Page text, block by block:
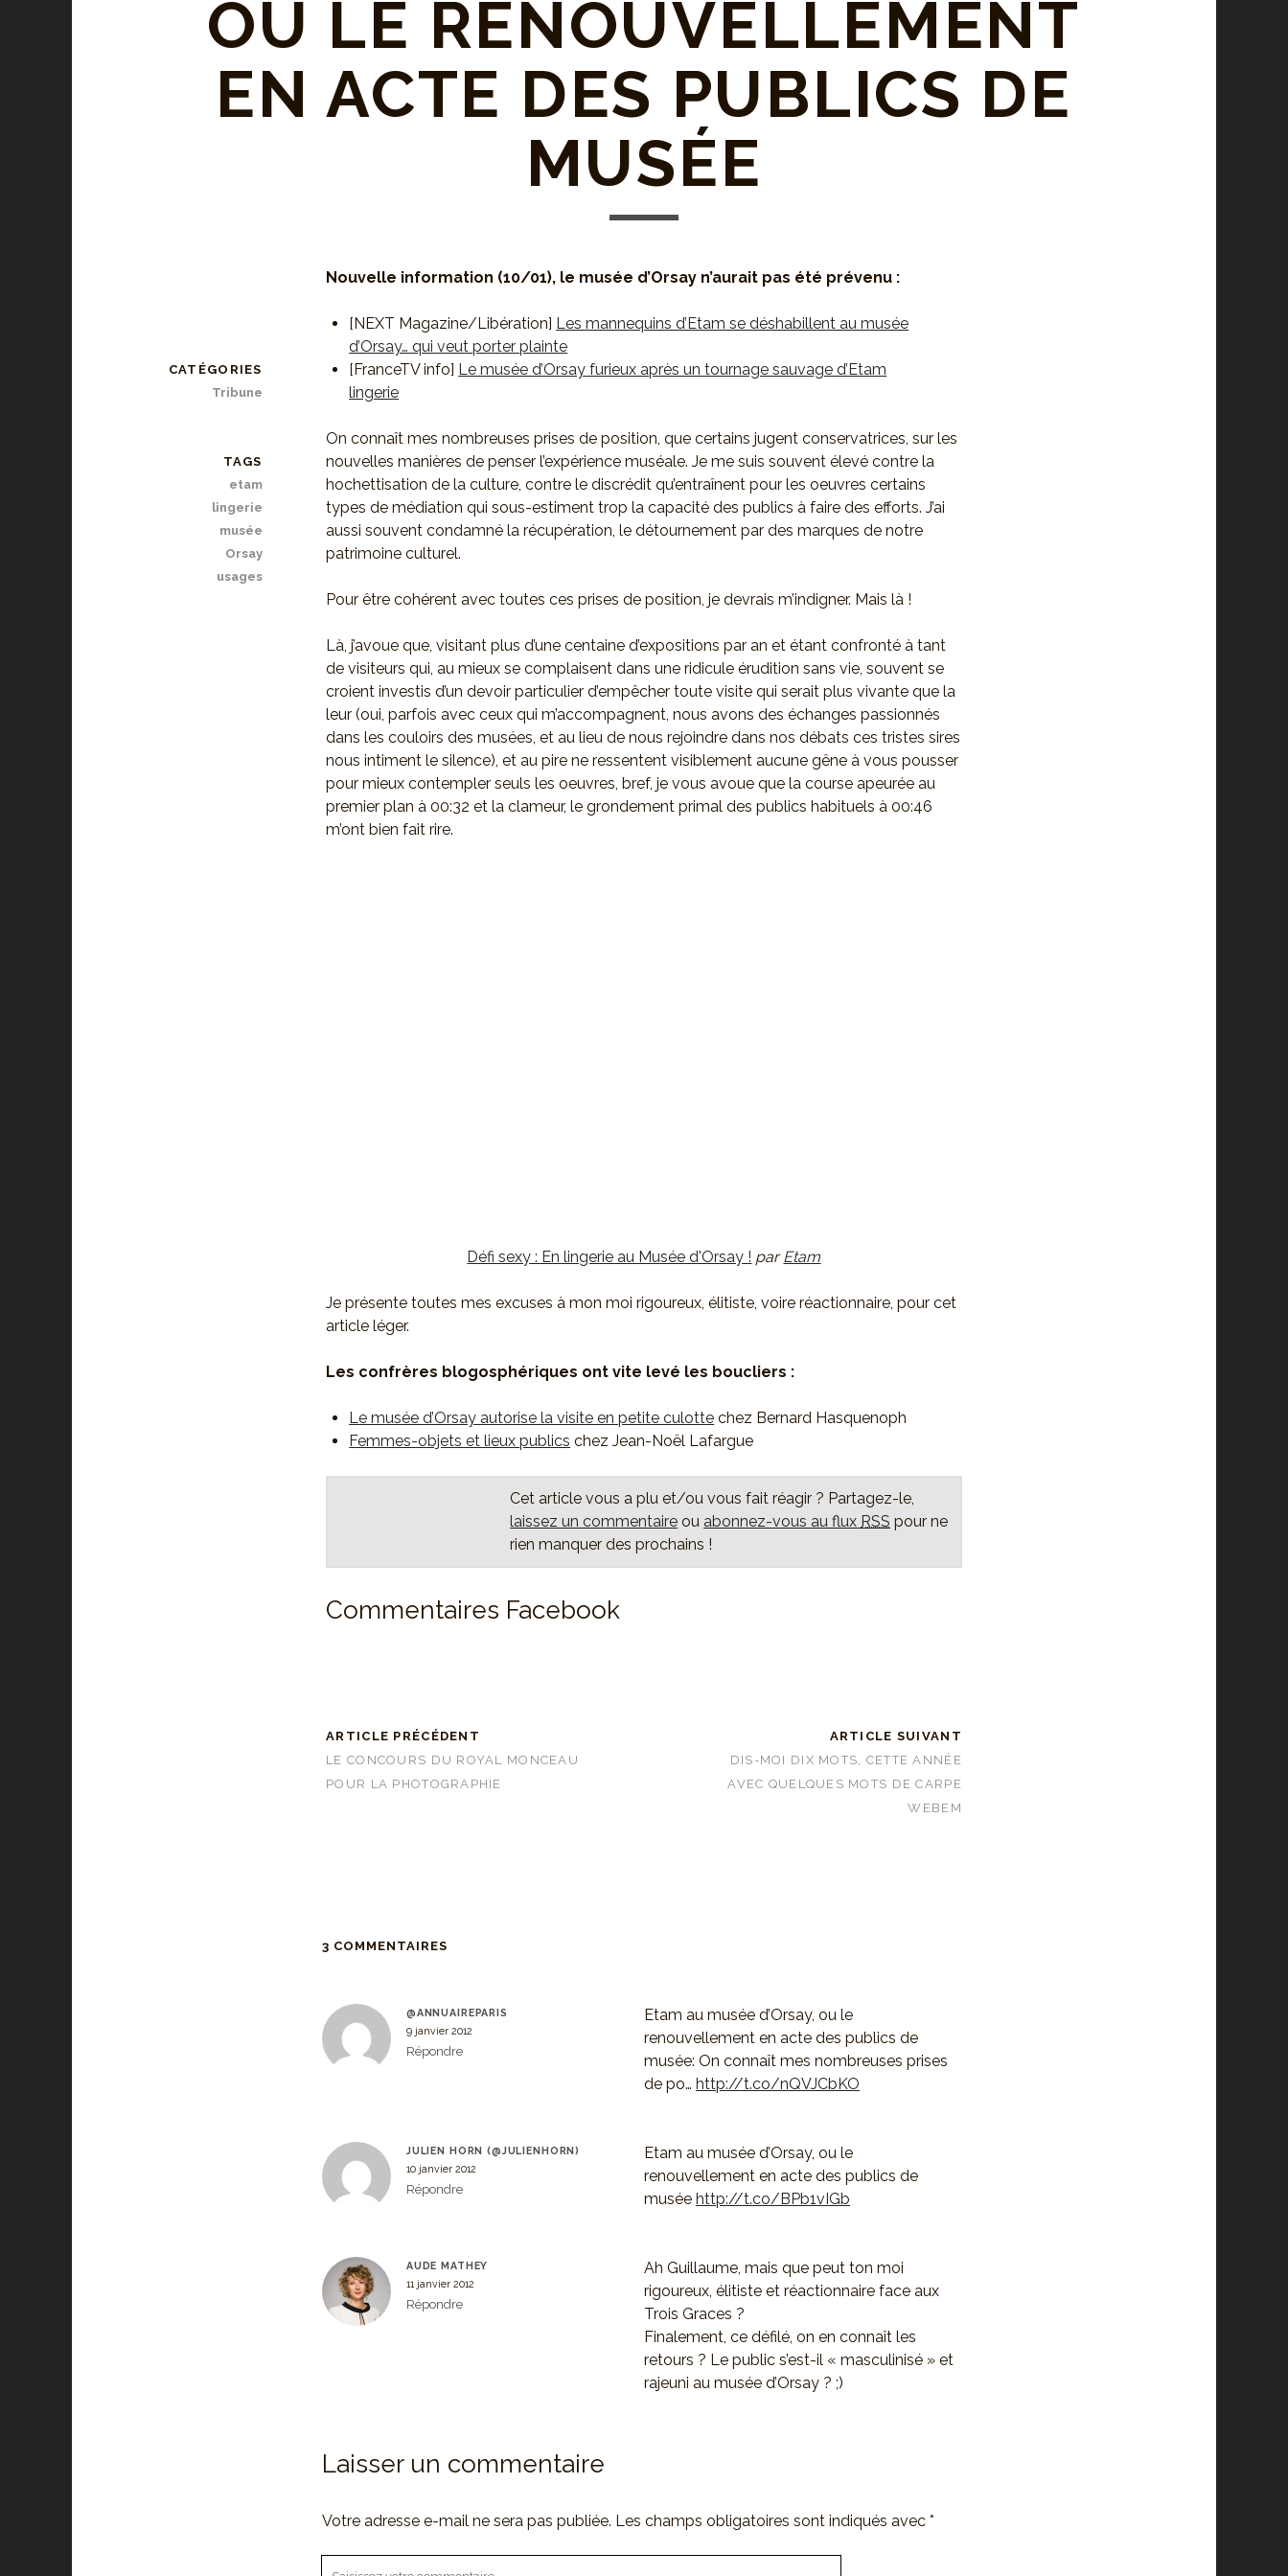
OU LE RENOUVELLEMENT
EN ACTE DES PUBLICS DE
MUSÉE
Nouvelle information (10/01), le musée d’Orsay n’aurait pas été prévenu :
[NEXT Magazine/Libération] Les mannequins d’Etam se déshabillent au musée
d’Orsay… qui veut porter plainte
[FranceTV info] Le musée d’Orsay furieux après un tournage sauvage d’Etam
lingerie
On connaît mes nombreuses prises de position, que certains jugent conservatrices, sur les
nouvelles manières de penser l’expérience muséale. Je me suis souvent élevé contre la
hochettisation de la culture, contre le discrédit qu’entraînent pour les oeuvres certains
types de médiation qui sous-estiment trop la capacité des publics à faire des efforts. J’ai
aussi souvent condamné la récupération, le détournement par des marques de notre
patrimoine culturel.
Pour être cohérent avec toutes ces prises de position, je devrais m’indigner. Mais là !
Là, j’avoue que, visitant plus d’une centaine d’expositions par an et étant confronté à tant
de visiteurs qui, au mieux se complaisent dans une ridicule érudition sans vie, souvent se
croient investis d’un devoir particulier d’empêcher toute visite qui serait plus vivante que la
leur (oui, parfois avec ceux qui m’accompagnent, nous avons des échanges passionnés
dans les couloirs des musées, et au lieu de nous rejoindre dans nos débats ces tristes sires
nous intiment le silence), et au pire ne ressentent visiblement aucune gêne à vous pousser
pour mieux contempler seuls les oeuvres, bref, je vous avoue que la course apeurée au
premier plan à 00:32 et la clameur, le grondement primal des publics habituels à 00:46
m’ont bien fait rire.
Défi sexy : En lingerie au Musée d'Orsay ! parEtam
Je présente toutes mes excuses à mon moi rigoureux, élitiste, voire réactionnaire, pour cet
article léger.
Les confrères blogosphériques ont vite levé les boucliers :
Le musée d’Orsay autorise la visite en petite culotte chez Bernard Hasquenoph
Femmes-objets et lieux publics chez Jean-Noël Lafargue
Cet article vous a plu et/ou vous fait réagir ? Partagez-le,
laissez un commentaire ou abonnez-vous au flux RSS pour ne
rien manquer des prochains !
Commentaires Facebook
ARTICLE PRÉCÉDENT
LE CONCOURS DU ROYAL MONCEAU
POUR LA PHOTOGRAPHIE
ARTICLE SUIVANT
DIS-MOI DIX MOTS, CETTE ANNÉE
AVEC QUELQUES MOTS DE CARPE
WEBEM
CATÉGORIES
Tribune
TAGS
etam
lingerie
musée
Orsay
usages
3 COMMENTAIRES
@ANNUAIREPARIS
9 janvier 2012
Répondre
Etam au musée d’Orsay, ou le
renouvellement en acte des publics de
musée: On connaît mes nombreuses prises
de po… http://t.co/nQVJCbKO
JULIEN HORN (@JULIENHORN)
10 janvier 2012
Répondre
Etam au musée d’Orsay, ou le
renouvellement en acte des publics de
musée http://t.co/BPb1vIGb
AUDE MATHEY
11 janvier 2012
Répondre
Ah Guillaume, mais que peut ton moi
rigoureux, élitiste et réactionnaire face aux
Trois Graces ?
Finalement, ce défilé, on en connaît les
retours ? Le public s’est-il « masculinisé » et
rajeuni au musée d’Orsay ? ;)
Laisser un commentaire
Votre adresse e-mail ne sera pas publiée. Les champs obligatoires sont indiqués avec *